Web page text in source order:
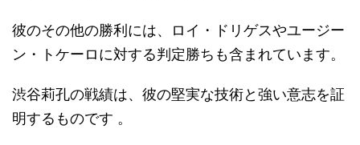
彼のその他の勝利には、ロイ・ドリゲスやユージー
ン・トケーロに対する判定勝ちも含まれています。
渋谷莉孔の戦績は、彼の堅実な技術と強い意志を証
明するものです​ 。